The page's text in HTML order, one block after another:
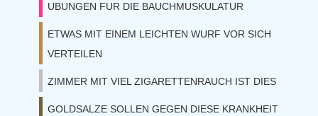
UBUNGEN FUR DIE BAUCHMUSKULATUR
ETWAS MIT EINEM LEICHTEN WURF VOR SICH
VERTEILEN
ZIMMER MIT VIEL ZIGARETTENRAUCH IST DIES
GOLDSALZE SOLLEN GEGEN DIESE KRANKHEIT